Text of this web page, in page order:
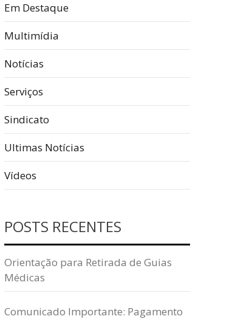
Em Destaque
Multimídia
Notícias
Serviços
Sindicato
Ultimas Notícias
Vídeos
POSTS RECENTES
Orientação para Retirada de Guias
Médicas
Comunicado Importante: Pagamento